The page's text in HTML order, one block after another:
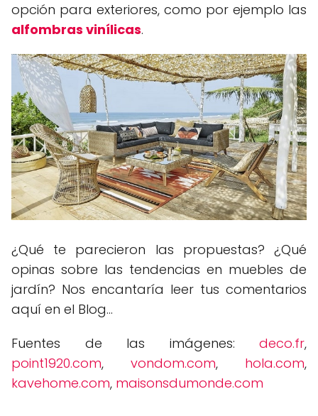
opción para exteriores, como por ejemplo las
alfombras vinílicas.
¿Qué te parecieron las propuestas? ¿Qué
opinas sobre las tendencias en muebles de
jardín? Nos encantaría leer tus comentarios
aquí en el Blog...
Fuentes de las imágenes: deco.fr,
point1920.com, vondom.com, hola.com,
kavehome.com, maisonsdumonde.com